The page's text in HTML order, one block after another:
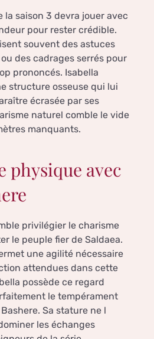
la saison 3 devra jouer avec
pour rester crédible.
souvent des astuces
des cadrages serrés pour
prononcés. Isabella
structure osseuse qui lui
écrasée par ses
naturel comble le vide
manquants.
physique avec
privilégier le charisme
le peuple fier de Saldaea.
une agilité nécessaire
attendues dans cette
possède ce regard
le tempérament
Sa stature ne l
les échanges